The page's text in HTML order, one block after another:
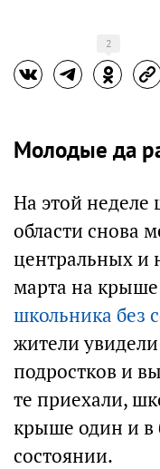
2
Молодые да
На этой неделе
области снова
центральных и
марта на
школьника без
жители
подростков и
те приехали,
крыше один и в
состоянии.